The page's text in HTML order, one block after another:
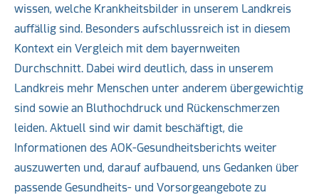
wissen, welche Krankheitsbilder in unserem Landkreis
auffällig sind. Besonders aufschlussreich ist in diesem
Kontext ein Vergleich mit dem bayernweiten
Durchschnitt. Dabei wird deutlich, dass in unserem
Landkreis mehr Menschen unter anderem übergewichtig
sind sowie an Bluthochdruck und Rückenschmerzen
leiden. Aktuell sind wir damit beschäftigt, die
Informationen des AOK-Gesundheitsberichts weiter
auszuwerten und, darauf aufbauend, uns Gedanken über
passende Gesundheits- und Vorsorgeangebote zu